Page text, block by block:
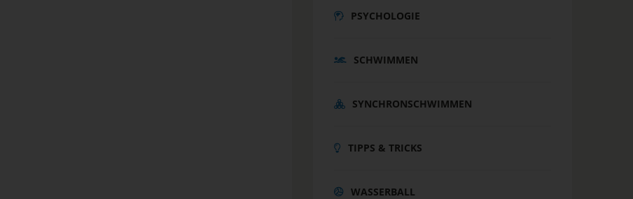
PSYCHOLOGIE
SCHWIMMEN
SYNCHRONSCHWIMMEN
TIPPS & TRICKS
WASSERBALL